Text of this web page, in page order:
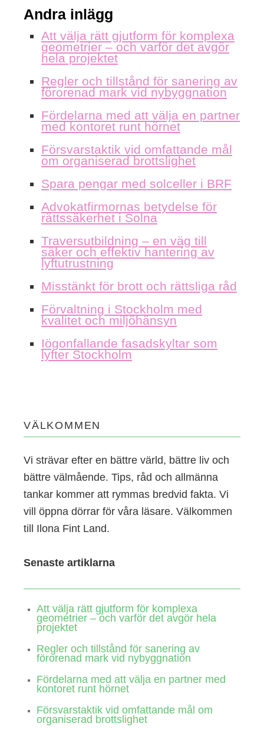
Andra inlägg
Att välja rätt gjutform för komplexa
geometrier – och varför det avgör
hela projektet
Regler och tillstånd för sanering av
förorenad mark vid nybyggnation
Fördelarna med att välja en partner
med kontoret runt hörnet
Försvarstaktik vid omfattande mål
om organiserad brottslighet
Spara pengar med solceller i BRF
Advokatfirmornas betydelse för
rättssäkerhet i Solna
Traversutbildning – en väg till
säker och effektiv hantering av
lyftutrustning
Misstänkt för brott och rättsliga råd
Förvaltning i Stockholm med
kvalitet och miljöhänsyn
Iögonfallande fasadskyltar som
lyfter Stockholm
VÄLKOMMEN
Vi strävar efter en bättre värld, bättre liv och
bättre välmående. Tips, råd och allmänna
tankar kommer att rymmas bredvid fakta. Vi
vill öppna dörrar för våra läsare. Välkommen
till Ilona Fint Land.
Senaste artiklarna
Att välja rätt gjutform för komplexa
geometrier – och varför det avgör hela
projektet
Regler och tillstånd för sanering av
förorenad mark vid nybyggnation
Fördelarna med att välja en partner med
kontoret runt hörnet
Försvarstaktik vid omfattande mål om
organiserad brottslighet